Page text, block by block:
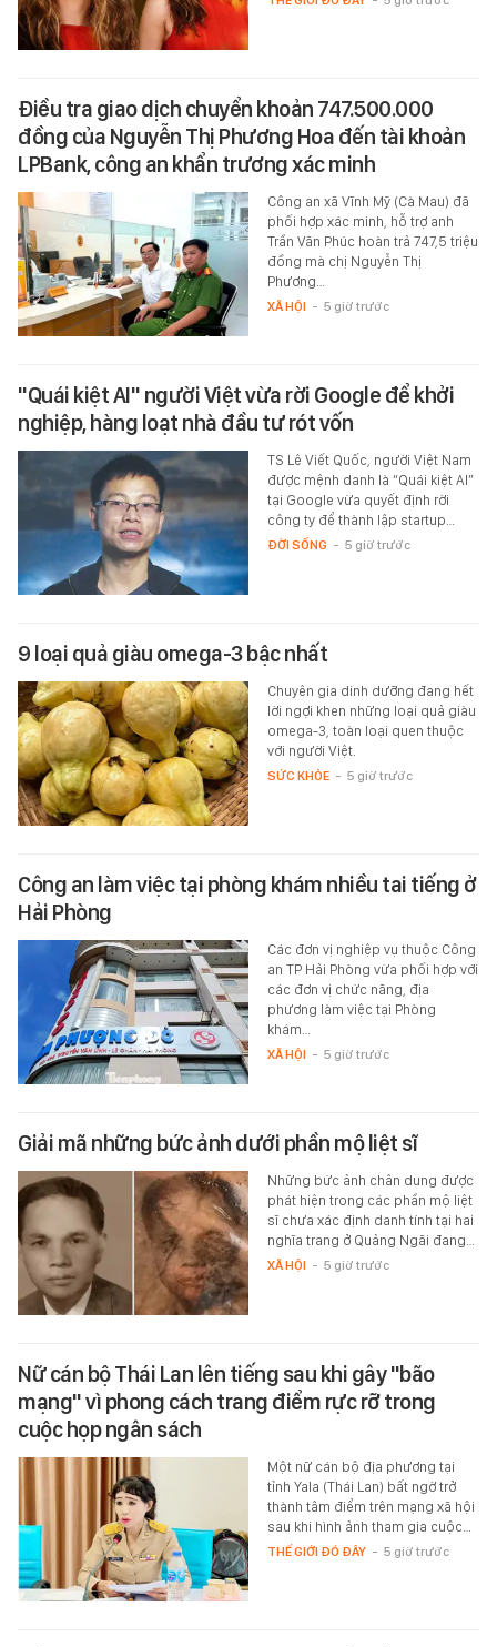
Điều tra giao dịch chuyển khoản 747.500.000
đồng của Nguyễn Thị Phương Hoa đến tài khoản
LPBank, công an khẩn trương xác minh
Công an xã Vĩnh Mỹ (Cà Mau) đã
phối hợp xác minh, hỗ trợ anh
Trần Văn Phúc hoàn trả 747,5 triệu
đồng mà chị Nguyễn Thị
Phương…
XÃ HỘI - 5 giờ trước
"Quái kiệt AI" người Việt vừa rời Google để khởi
nghiệp, hàng loạt nhà đầu tư rót vốn
TS Lê Viết Quốc, người Việt Nam
được mệnh danh là “Quái kiệt AI”
tại Google vừa quyết định rời
công ty để thành lập startup…
ĐỜI SỐNG - 5 giờ trước
9 loại quả giàu omega-3 bậc nhất
Chuyên gia dinh dưỡng đang hết
lời ngợi khen những loại quả giàu
omega-3, toàn loại quen thuộc
với người Việt.
SỨC KHỎE - 5 giờ trước
Công an làm việc tại phòng khám nhiều tai tiếng ở
Hải Phòng
Các đơn vị nghiệp vụ thuộc Công
an TP Hải Phòng vừa phối hợp với
các đơn vị chức năng, địa
phương làm việc tại Phòng
khám…
XÃ HỘI - 5 giờ trước
Giải mã những bức ảnh dưới phần mộ liệt sĩ
Những bức ảnh chân dung được
phát hiện trong các phần mộ liệt
sĩ chưa xác định danh tính tại hai
nghĩa trang ở Quảng Ngãi đang…
XÃ HỘI - 5 giờ trước
Nữ cán bộ Thái Lan lên tiếng sau khi gây "bão
mạng" vì phong cách trang điểm rực rỡ trong
cuộc họp ngân sách
Một nữ cán bộ địa phương tại
tỉnh Yala (Thái Lan) bất ngờ trở
thành tâm điểm trên mạng xã hội
sau khi hình ảnh tham gia cuộc…
THẾ GIỚI ĐÓ ĐÂY - 5 giờ trước